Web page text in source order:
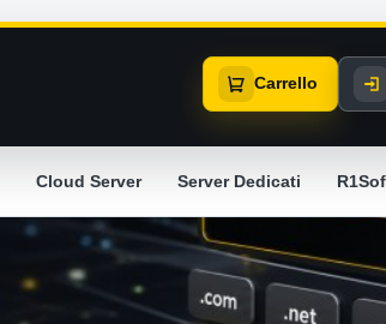
Carrello
Cloud Server Server Dedicati